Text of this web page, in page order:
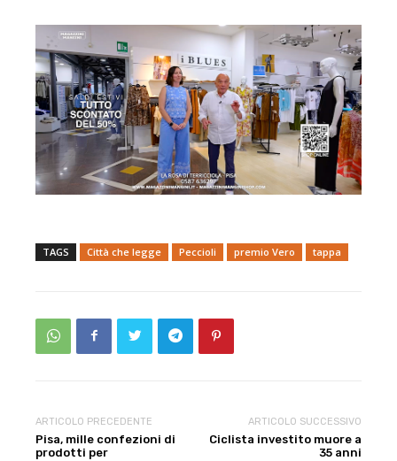
TAGS Città che legge Peccioli premio Vero tappa
ARTICOLO PRECEDENTE
Pisa, mille confezioni di
prodotti per
ARTICOLO SUCCESSIVO
Ciclista investito muore a
35 anni